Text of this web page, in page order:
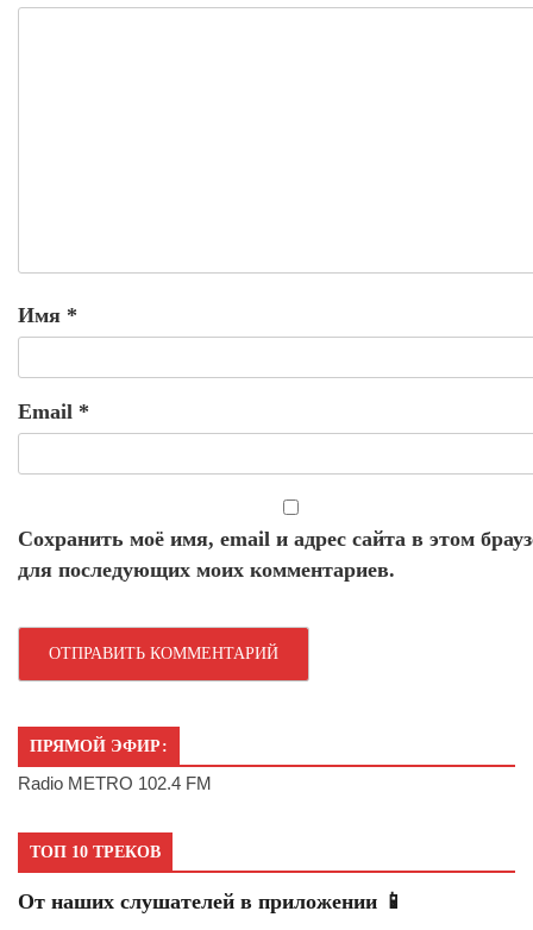
Имя *
Email *
Сохранить моё имя, email и адрес сайта в этом
для последующих моих комментариев.
ПРЯМОЙ ЭФИР:
Radio METRO 102.4 FM
ТОП 10 ТРЕКОВ
От наших слушателей в приложении 📱